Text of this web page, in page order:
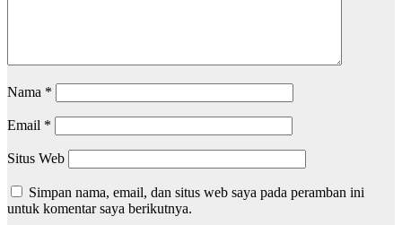
Nama *
Email *
Situs Web
Simpan nama, email, dan situs web saya pada peramban ini
untuk komentar saya berikutnya.